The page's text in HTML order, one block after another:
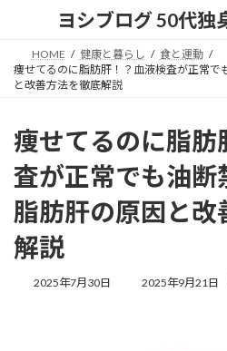
ヨシブログ 50代独
HOME 健康と暮らし
食と運動
痩せてるのに脂肪肝！？血液検査が正常で
と改善方法を徹底解説
痩せてるのに脂肪
査が正常でも油断
脂肪肝の原因と改
解説
2025年7月30日
最
2025年9月21日